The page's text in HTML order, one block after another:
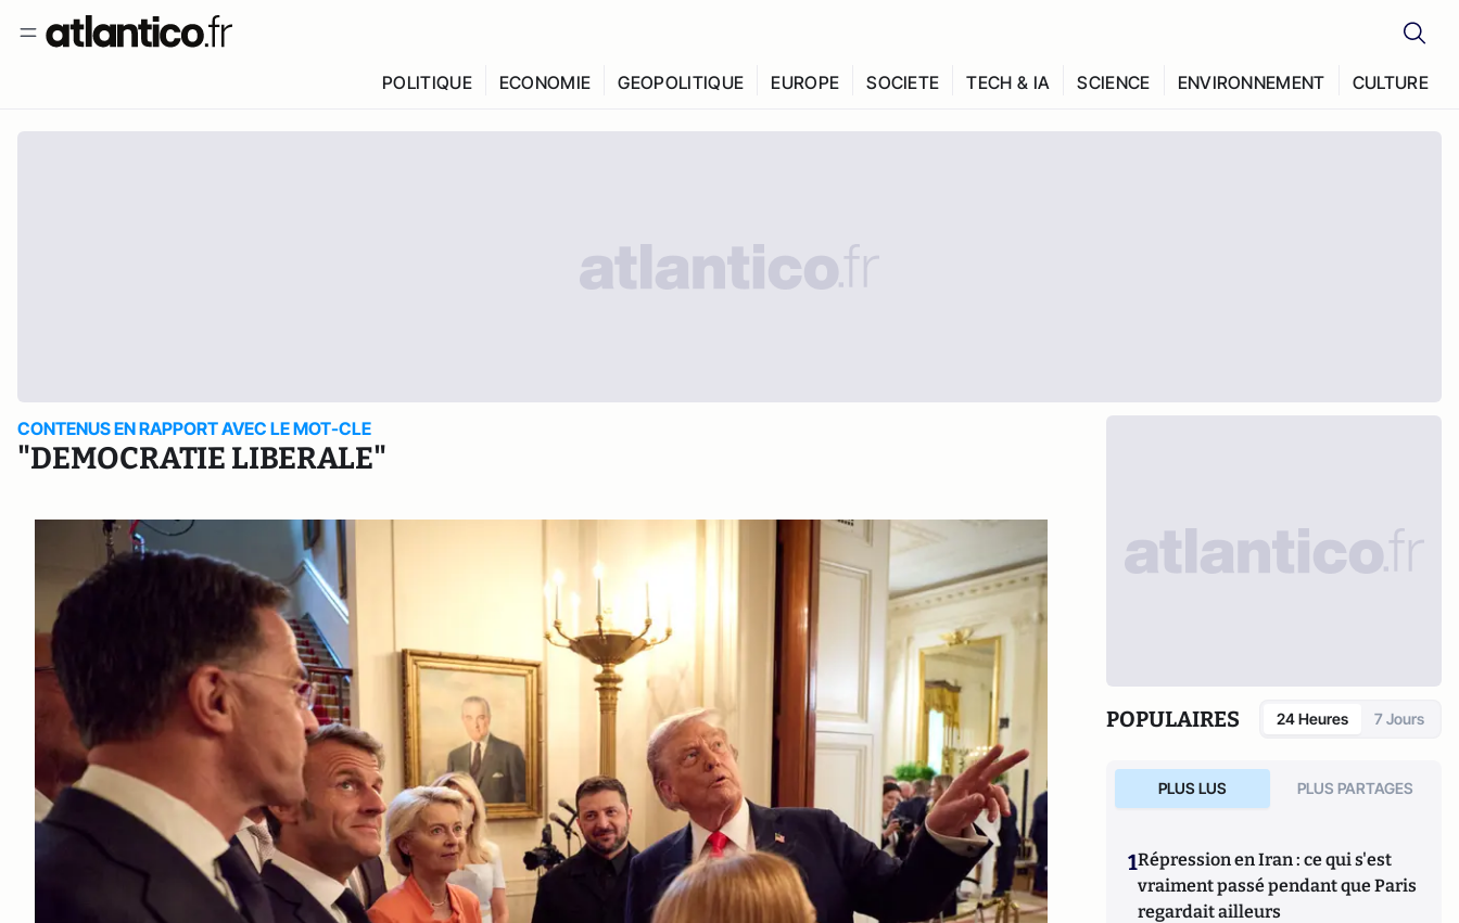
POLITIQUE ECONOMIE GEOPOLITIQUE EUROPE SOCIETE TECH & IA SCIENCE ENVIRONNEMENT CULTURE
CONTENUS EN RAPPORT AVEC LE MOT-CLE
"DEMOCRATIE LIBERALE"
POPULAIRES 24 Heures 7 Jours
PLUS LUS PLUS PARTAGES
1Répression en Iran : ce qui s'est
vraiment passé pendant que Paris
regardait ailleurs